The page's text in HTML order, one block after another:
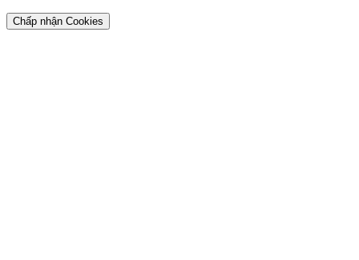
Chấp nhận Cookies